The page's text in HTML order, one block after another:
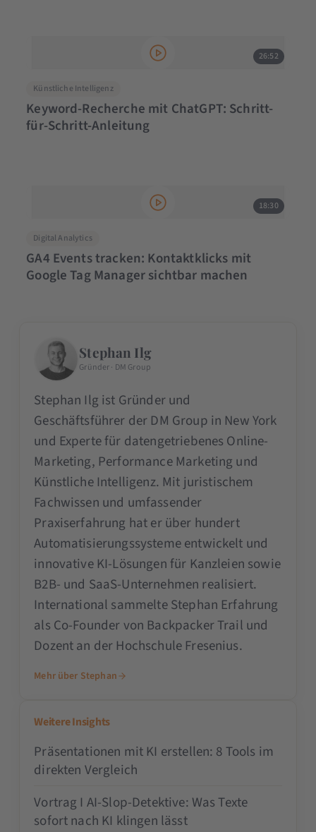
26:52
Künstliche Intelligenz
Keyword-Recherche mit ChatGPT: Schritt-
für-Schritt-Anleitung
18:30
Digital Analytics
GA4 Events tracken: Kontaktklicks mit
Google Tag Manager sichtbar machen
Stephan Ilg
Gründer · DM Group
Stephan Ilg ist Gründer und
Geschäftsführer der DM Group in New York
und Experte für datengetriebenes Online-
Marketing, Performance Marketing und
Künstliche Intelligenz. Mit juristischem
Fachwissen und umfassender
Praxiserfahrung hat er über hundert
Automatisierungssysteme entwickelt und
innovative KI-Lösungen für Kanzleien sowie
B2B- und SaaS-Unternehmen realisiert.
International sammelte Stephan Erfahrung
als Co-Founder von Backpacker Trail und
Dozent an der Hochschule Fresenius.
Mehr über Stephan
Weitere Insights
Präsentationen mit KI erstellen: 8 Tools im
direkten Vergleich
Vortrag I AI-Slop-Detektive: Was Texte
sofort nach KI klingen lässt